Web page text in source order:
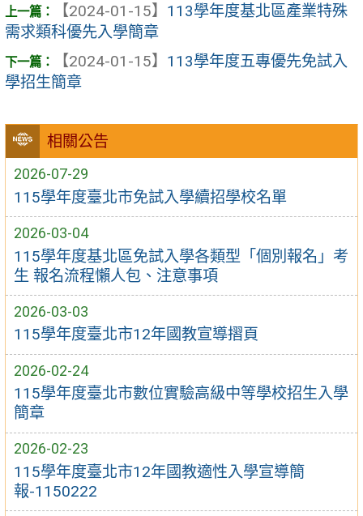
相關公告
2026-07-29
115學年度臺北市免試入學續招學校名單
2026-03-04
115學年度基北區免試入學各類型「個別報名」考
生 報名流程懶人包、注意事項
2026-03-03
115學年度臺北市12年國教宣導摺頁
2026-02-24
115學年度臺北市數位實驗高級中等學校招生入學
簡章
2026-02-23
115學年度臺北市12年國教適性入學宣導簡
報-1150222
【2024-01-15】 113學年度基北區產業特殊
需求類科優先入學簡章
【2024-01-15】 113學年度五專優先免試入
學招生簡章